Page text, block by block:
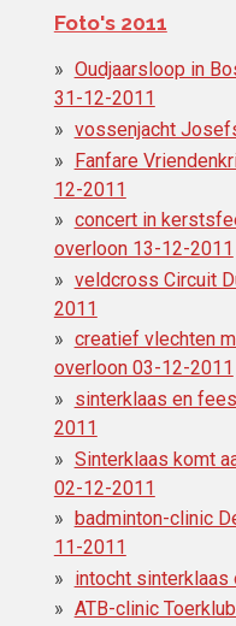
Foto's 2011
Oudjaarsloop in
31-12-2011
vossenjacht
Fanfare
12-2011
concert in
overloon 13-12-2011
veldcross Circuit
2011
creatief vlechten
overloon 03-12-2011
sinterklaas en
2011
Sinterklaas komt
02-12-2011
badminton-clinic
11-2011
intocht
ATB-clinic